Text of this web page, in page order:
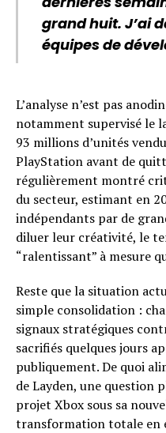
grand huit. J’ai
équipes de
L’analyse n’est pas
notamment supervisé le
93 millions d’unités
PlayStation avant de
régulièrement montré
du secteur, estimant en
indépendants par de
diluer leur créativité, le
“ralentissant” à mesure
Reste que la situation
simple consolidation :
signaux stratégiques
sacrifiés quelques jours
publiquement. De quoi
de Layden, une question
projet Xbox sous sa
transformation totale en